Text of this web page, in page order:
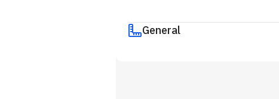
General